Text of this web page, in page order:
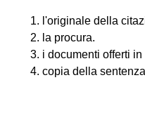
l'originale della
la procura.
i documenti offerti
copia della